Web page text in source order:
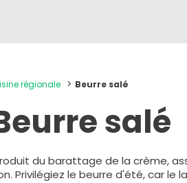
régionale Beurre salé
salé
du barattage de la crème,
Privilégiez le beurre d'été, car le